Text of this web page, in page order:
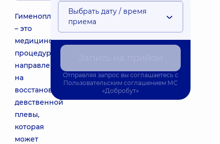
Гименопластика
– это
медицинская
процедура,
направленная
на
восстановление
девственной
плевы,
которая
может
Выбрать дату / время
приема
Отправляя запрос вы соглашаетесь с
Пользовательским соглашением МС
«Добробут»